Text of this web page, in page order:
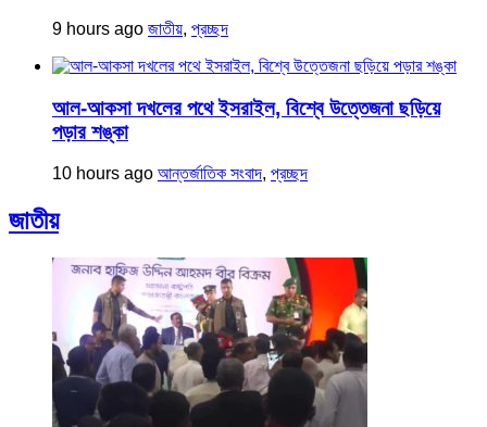
9 hours ago জাতীয়, প্রচ্ছদ
আল-আকসা দখলের পথে ইসরাইল, বিশ্বে উত্তেজনা ছড়িয়ে
পড়ার শঙ্কা
10 hours ago আন্তর্জাতিক সংবাদ, প্রচ্ছদ
জাতীয়